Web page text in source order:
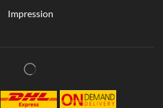
Impression